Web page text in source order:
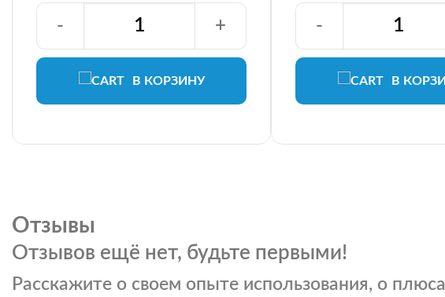
В КОРЗИНУ
- +
В
-
Отзывы
Отзывов ещё нет, будьте первыми!
Расскажите о своем опыте использования, о